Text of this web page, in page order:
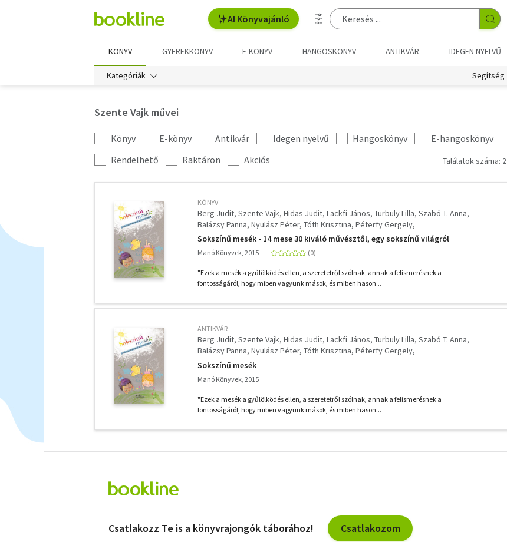
AI Könyvajánló
KÖNYV GYEREKKÖNYV E-KÖNYV HANGOSKÖNYV ANTIKVÁR IDEGEN NYELVŰ
Kategóriák Segítség
Szente Vajk művei
Kategória
szűrés
Könyv E-könyv Antikvár Idegen nyelvű Hangoskönyv E-hangoskönyv
További
szűrők
Rendelhető Raktáron Akciós Találatok száma: 2
KÖNYV
Berg Judit Szente Vajk Hidas Judit Lackfi János Turbuly Lilla Szabó T. Anna
Balázsy Panna Nyulász Péter Tóth Krisztina Péterfy Gergely
Nógrádi Gergely
Böszörményi Gyula Simon Rékazsuzsanna Szente Éva
Kőrösi Zoltán
Sokszínű mesék - 14 mese 30 kiváló művésztől, egy sokszínű világról
Manó Könyvek, 2015
"Ezek a mesék a gyűlölködés ellen, a szeretetről szólnak, annak a felismerésnek a
fontosságáról, hogy miben vagyunk mások, és miben hason...
ANTIKVÁR
Berg Judit Szente Vajk Hidas Judit Lackfi János Turbuly Lilla Szabó T. Anna
Balázsy Panna Nyulász Péter Tóth Krisztina Péterfy Gergely
Nógrádi Gergely
Sokszínű mesék
Manó Könyvek, 2015
"Ezek a mesék a gyűlölködés ellen, a szeretetről szólnak, annak a felismerésnek a
fontosságáról, hogy miben vagyunk mások, és miben hason...
szűrők
Csatlakozz Te is a könyvrajongók táborához! Csatlakozom